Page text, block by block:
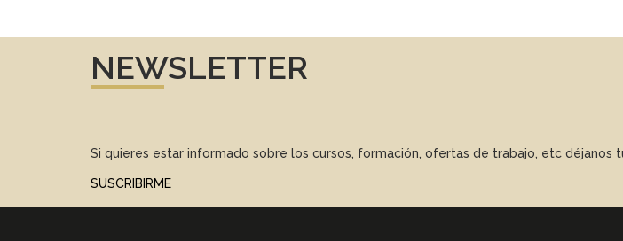
NEWSLETTER
Si quieres estar informado sobre los cursos, formación, ofertas de trabajo, etc
SUSCRIBIRME